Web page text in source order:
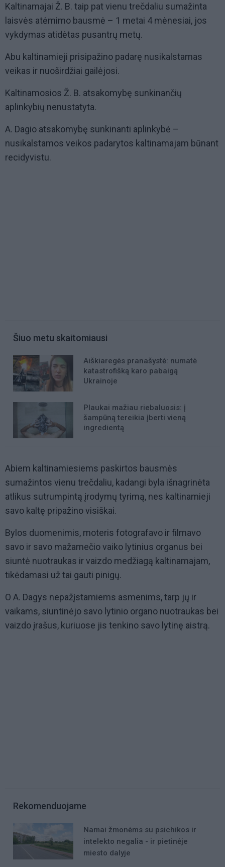
Kaltinamajai Ž. B. taip pat vienu trečdaliu sumažinta
laisvės atėmimo bausmė – 1 metai 4 mėnesiai, jos
vykdymas atidėtas pusantrų metų.
Abu kaltinamieji prisipažino padarę nusikalstamas
veikas ir nuoširdžiai gailėjosi.
Kaltinamosios Ž. B. atsakomybę sunkinančių
aplinkybių nenustatyta.
A. Dagio atsakomybę sunkinanti aplinkybė –
nusikalstamos veikos padarytos kaltinamajam būnant
recidyvistu.
Šiuo metu skaitomiausi
Aiškiaregės pranašystė: numatė
katastrofišką karo pabaigą
Ukrainoje
Plaukai mažiau riebaluosis: į
šampūną tereikia įberti vieną
ingredientą
Abiem kaltinamiesiems paskirtos bausmės
sumažintos vienu trečdaliu, kadangi byla išnagrinėta
atlikus sutrumpintą įrodymų tyrimą, nes kaltinamieji
savo kaltę pripažino visiškai.
Bylos duomenimis, moteris fotografavo ir filmavo
savo ir savo mažamečio vaiko lytinius organus bei
siuntė nuotraukas ir vaizdo medžiagą kaltinamajam,
tikėdamasi už tai gauti pinigų.
O A. Dagys nepažįstamiems asmenims, tarp jų ir
vaikams, siuntinėjo savo lytinio organo nuotraukas bei
vaizdo įrašus, kuriuose jis tenkino savo lytinę aistrą.
Rekomenduojame
Namai žmonėms su psichikos ir
intelekto negalia - ir pietinėje
miesto dalyje